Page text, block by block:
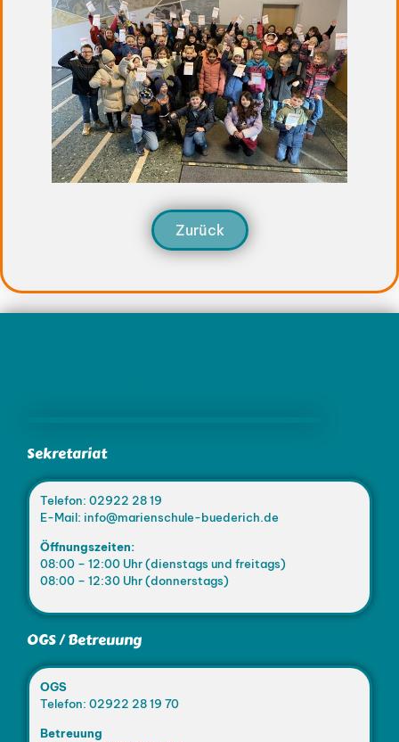
Zurück
Sekretariat
Telefon: 02922 28 19
E-Mail: info@marienschule-buederich.de
Öffnungszeiten:
08:00 – 12:00 Uhr (dienstags und freitags)
08:00 – 12:30 Uhr (donnerstags)
OGS / Betreuung
OGS
Telefon: 02922 28 19 70
Betreuung